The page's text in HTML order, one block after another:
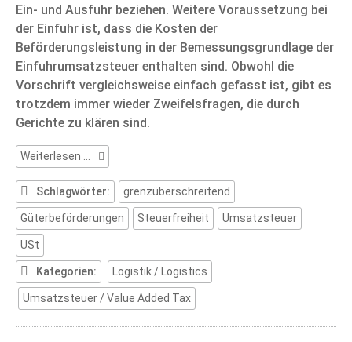
Ein- und Ausfuhr beziehen. Weitere Voraussetzung bei
der Einfuhr ist, dass die Kosten der
Beförderungsleistung in der Bemessungsgrundlage der
Einfuhrumsatzsteuer enthalten sind. Obwohl die
Vorschrift vergleichsweise einfach gefasst ist, gibt es
trotzdem immer wieder Zweifelsfragen, die durch
Gerichte zu klären sind.
Weiterlesen …
Umsatzsteuer:
Grenzüberschreitende
Güterbeförderungen
Schlagwörter: grenzüberschreitend
Güterbeförderungen Steuerfreiheit Umsatzsteuer
USt
Kategorien: Logistik / Logistics
Umsatzsteuer / Value Added Tax